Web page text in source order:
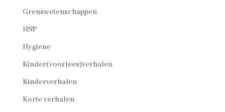
Grenswetenschappen
HSP
Hygiene
Kinder(voorlees)verhalen
Kinderverhalen
Korte verhalen